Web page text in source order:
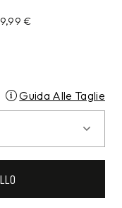
€
Guida Alle Taglie